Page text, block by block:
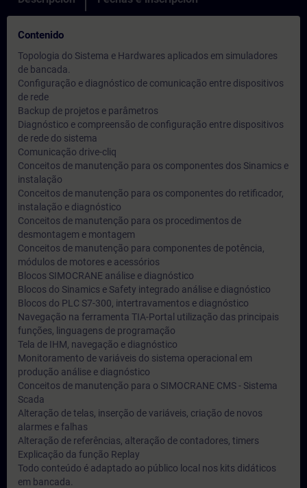
Contenido
Topologia do Sistema e Hardwares aplicados em simuladores
de bancada.
Configuração e diagnóstico de comunicação entre dispositivos
de rede
Backup de projetos e parâmetros
Diagnóstico e compreensão de configuração entre dispositivos
de rede do sistema
Comunicação drive-cliq
Conceitos de manutenção para os componentes dos Sinamics e
instalação
Conceitos de manutenção para os componentes do retificador,
instalação e diagnóstico
Conceitos de manutenção para os procedimentos de
desmontagem e montagem
Conceitos de manutenção para componentes de potência,
módulos de motores e acessórios
Blocos SIMOCRANE análise e diagnóstico
Blocos do Sinamics e Safety integrado análise e diagnóstico
Blocos do PLC S7-300, intertravamentos e diagnóstico
Navegação na ferramenta TIA-Portal utilização das principais
funções, linguagens de programação
Tela de IHM, navegação e diagnóstico
Monitoramento de variáveis do sistema operacional em
produção análise e diagnóstico
Conceitos de manutenção para o SIMOCRANE CMS - Sistema
Scada
Alteração de telas, inserção de variáveis, criação de novos
alarmes e falhas
Alteração de referências, alteração de contadores, timers
Explicação da função Replay
Todo conteúdo é adaptado ao público local nos kits didáticos
em bancada.